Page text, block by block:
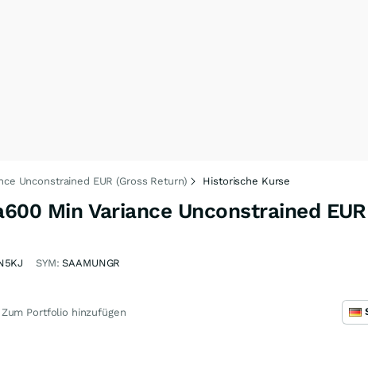
Unconstrained EUR (Gross Return) Historische Kurse
Min Variance Unconstrained
SYM:SAAMUNGR
Zum Portfolio hinzufügen